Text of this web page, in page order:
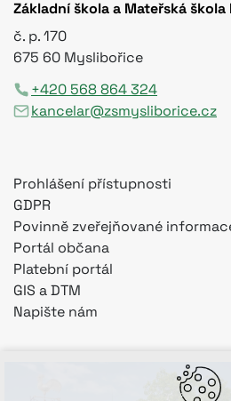
Základní škola a Mateřská
č. p. 170
675 60 Myslibořice
+420 568 864 324
kancelar@zsmysliborice.cz
Prohlášení přístupnosti
GDPR
Povinně zveřejňované
Portál občana
Platební portál
GIS a DTM
Napište nám